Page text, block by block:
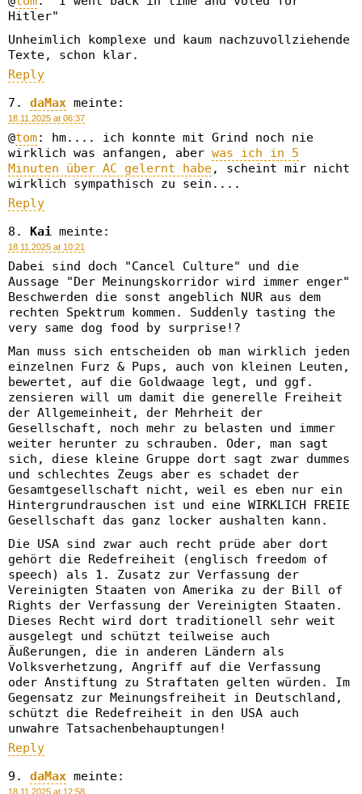
Hitler"
Unheimlich komplexe und kaum nachzuvollziehende
Texte, schon klar.
Reply
daMax meinte:
18.11.2025 at 06:37
@tom: hm.... ich konnte mit Grind noch nie
wirklich was anfangen, aber was ich in 5
Minuten über AC gelernt habe, scheint mir nicht
wirklich sympathisch zu sein....
Reply
Kai meinte:
18.11.2025 at 10:21
Dabei sind doch "Cancel Culture" und die
Aussage "Der Meinungskorridor wird immer enger"
Beschwerden die sonst angeblich NUR aus dem
rechten Spektrum kommen. Suddenly tasting the
very same dog food by surprise!?
Man muss sich entscheiden ob man wirklich jeden
einzelnen Furz & Pups, auch von kleinen Leuten,
bewertet, auf die Goldwaage legt, und ggf.
zensieren will um damit die generelle Freiheit
der Allgemeinheit, der Mehrheit der
Gesellschaft, noch mehr zu belasten und immer
weiter herunter zu schrauben. Oder, man sagt
sich, diese kleine Gruppe dort sagt zwar dummes
und schlechtes Zeugs aber es schadet der
Gesamtgesellschaft nicht, weil es eben nur ein
Hintergrundrauschen ist und eine WIRKLICH FREIE
Gesellschaft das ganz locker aushalten kann.
Die USA sind zwar auch recht prüde aber dort
gehört die Redefreiheit (englisch freedom of
speech) als 1. Zusatz zur Verfassung der
Vereinigten Staaten von Amerika zu der Bill of
Rights der Verfassung der Vereinigten Staaten.
Dieses Recht wird dort traditionell sehr weit
ausgelegt und schützt teilweise auch
Äußerungen, die in anderen Ländern als
Volksverhetzung, Angriff auf die Verfassung
oder Anstiftung zu Straftaten gelten würden. Im
Gegensatz zur Meinungsfreiheit in Deutschland,
schützt die Redefreiheit in den USA auch
unwahre Tatsachenbehauptungen!
Reply
daMax meinte:
18.11.2025 at 12:58